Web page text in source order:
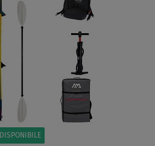
DISPONIBILE